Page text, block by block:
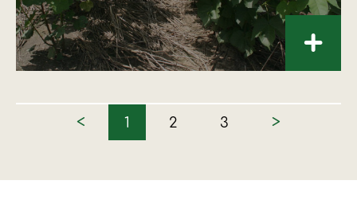
+
< 1 2 3 >